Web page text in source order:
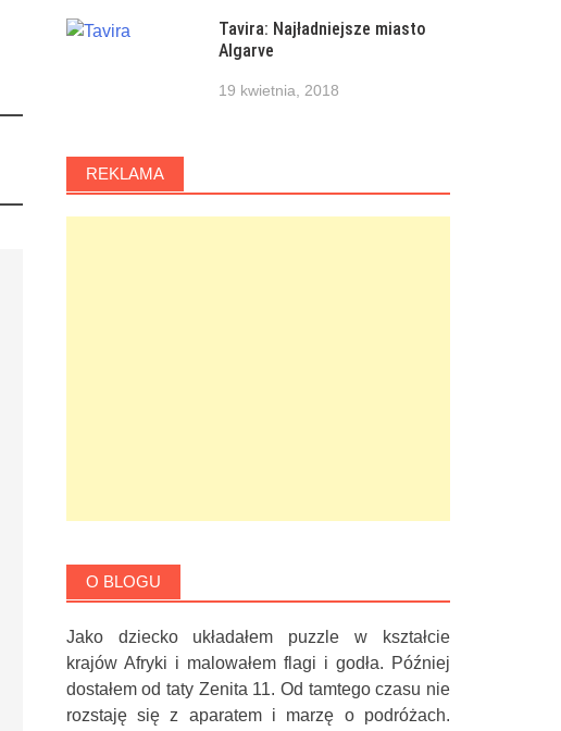
Tavira: Najładniejsze miasto
Algarve
19 kwietnia, 2018
REKLAMA
O BLOGU
Jako dziecko układałem puzzle w kształcie
krajów Afryki i malowałem flagi i godła. Później
dostałem od taty Zenita 11. Od tamtego czasu nie
rozstaję się z aparatem i marzę o podróżach.